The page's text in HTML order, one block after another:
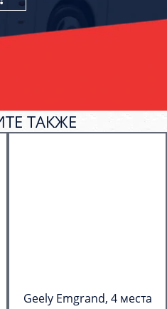
ТАКЖЕ
Geely Emgrand, 4 места